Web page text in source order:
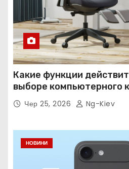
Какие функции
выборе компьютерного
Чер 25, 2026 Ng-Kiev
НОВИНИ